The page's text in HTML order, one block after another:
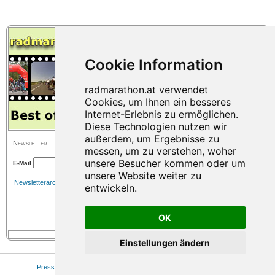
OK
Einstellungen ändern
Newsletter
E-Mail
Newsletterarchiv
Presse